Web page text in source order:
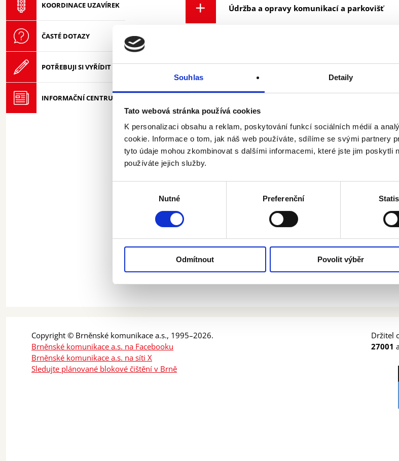
Souhlas Detaily
Tato webová stránka používá cookies
K personalizaci obsahu a reklam, poskytování funkcí sociálních médií a
cookie. Informace o tom, jak náš web používáte, sdílíme se svými partnery
tyto údaje mohou zkombinovat s dalšími informacemi, které jste jim poskytli
používáte jejich služby.
Nutné Preferenční
Odmítnout Povolit výběr
Údržba a opravy komunikací a parkovišť
Pronájem parkovacích míst v parkovacích
Pronájem pozemků a nebytových prostor
Inženýrská činnost ve výstavbě
Geodetické práce
Správa a údržba světelné signalizace
KOORDINACE UZAVÍREK
ČASTÉ DOTAZY
POTŘEBUJI SI VYŘÍDIT
INFORMAČNÍ CENTRUM
Copyright © Brněnské komunikace a.s., 1995–2026.
Brněnské komunikace a.s. na Facebooku
Brněnské komunikace a.s. na síti X
Sledujte plánované blokové čištění v Brně
Držitel
27001